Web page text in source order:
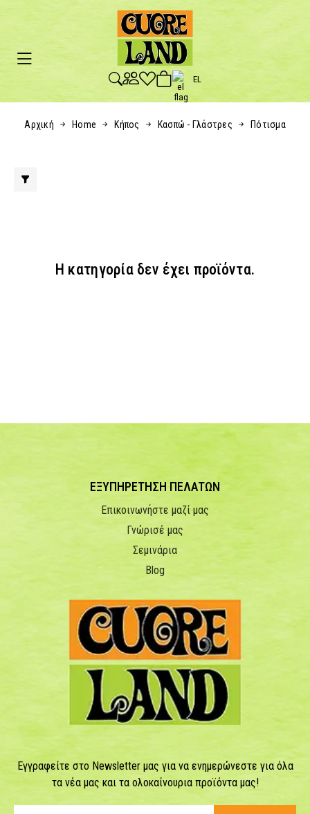
EL
Αρχική Home Κήπος Κασπώ - Γλάστρες Πότισμα
Η κατηγορία δεν έχει προϊόντα.
ΕΞΥΠΗΡΕΤΗΣΗ ΠΕΛΑΤΩΝ
Επικοινωνήστε μαζί μας
Γνώρισέ μας
Σεμινάρια
Blog
Εγγραφείτε στο Newsletter μας για να ενημερώνεστε για όλα
τα νέα μας και τα ολοκαίνουρια προϊόντα μας!